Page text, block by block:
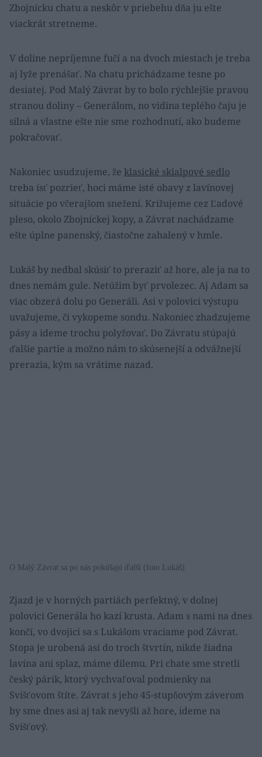
Zbojnícku chatu a neskôr v priebehu dňa ju ešte
viackrát stretneme.
V doline nepríjemne fučí a na dvoch miestach je treba
aj lyže prenášať. Na chatu prichádzame tesne po
desiatej. Pod Malý Závrat by to bolo rýchlejšie pravou
stranou doliny – Generálom, no vidina teplého čaju je
silná a vlastne ešte nie sme rozhodnutí, ako budeme
pokračovať.
Nakoniec usudzujeme, že klasické skialpové sedlo
treba ísť pozrieť, hoci máme isté obavy z lavínovej
situácie po včerajšom snežení. Križujeme cez Ľadové
pleso, okolo Zbojníckej kopy, a Závrat nachádzame
ešte úplne panenský, čiastočne zahalený v hmle.
Lukáš by nedbal skúsiť to preraziť až hore, ale ja na to
dnes nemám gule. Netúžim byť prvolezec. Aj Adam sa
viac obzerá dolu po Generáli. Asi v polovici výstupu
uvažujeme, či vykopeme sondu. Nakoniec zhadzujeme
pásy a ideme trochu polyžovať. Do Závratu stúpajú
ďalšie partie a možno nám to skúsenejší a odvážnejší
prerazia, kým sa vrátime nazad.
O Malý Závrat sa po nás pokúšajú ďalší (foto Lukáš)
Zjazd je v horných partiách perfektný, v dolnej
polovici Generála ho kazí krusta. Adam s nami na dnes
končí, vo dvojici sa s Lukášom vraciame pod Závrat.
Stopa je urobená asi do troch štvrtín, nikde žiadna
lavína ani splaz, máme dilemu. Pri chate sme stretli
český párik, ktorý vychvaľoval podmienky na
Svišťovom štíte. Závrat s jeho 45-stupňovým záverom
by sme dnes asi aj tak nevyšli až hore, ideme na
Svišťový.